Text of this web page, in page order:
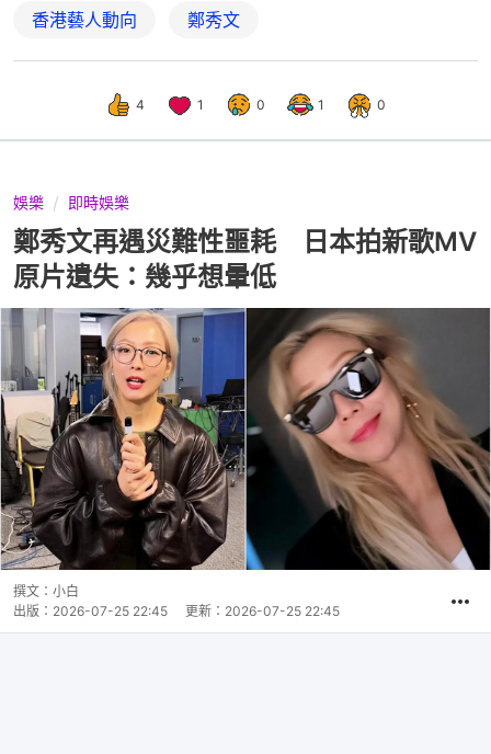
香港藝人動向 鄭秀文
4 1 0 1 0
娛樂 即時娛樂
鄭秀文再遇災難性噩耗 日本拍新歌MV
原片遺失：幾乎想暈低
撰文： 小白
出版： 2026-07-25 22:45 更新： 2026-07-25 22:45